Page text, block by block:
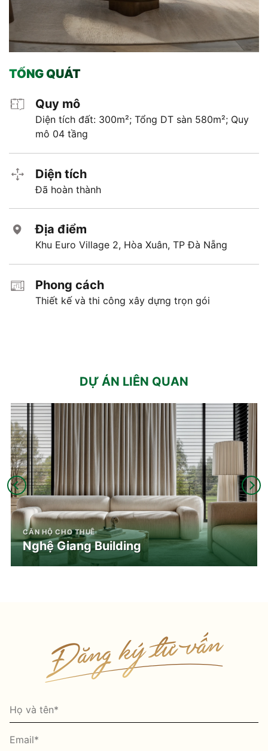
TỔNG QUÁT
Quy mô
Diện tích đất: 300m²; Tổng DT sàn 580m²; Quy
mô 04 tầng
Diện tích
Đã hoàn thành
Địa điểm
Khu Euro Village 2, Hòa Xuân, TP Đà Nẵng
Phong cách
Thiết kế và thi công xây dựng trọn gói
DỰ ÁN LIÊN QUAN
CĂN HỘ CHO THUÊ
Nghệ Giang Building